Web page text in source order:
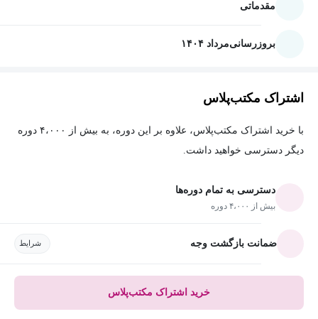
مقدماتی
بروزرسانیمرداد ۱۴۰۴
اشتراک مکتب‌پلاس
با خرید اشتراک مکتب‌پلاس، علاوه بر این دوره، به بیش از ۴،۰۰۰ دوره
دیگر دسترسی خواهید داشت.
دسترسی به تمام دوره‌ها
بیش از ۴،۰۰۰ دوره
ضمانت بازگشت وجه شرایط
خرید اشتراک مکتب‌پلاس